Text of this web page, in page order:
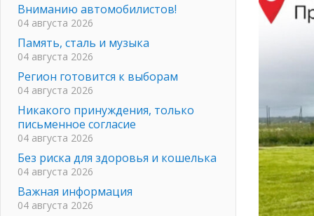
Вниманию автомобилистов!
04 августа 2026
Память, сталь и музыка
04 августа 2026
Регион готовится к выборам
04 августа 2026
Никакого принуждения, только
письменное согласие
04 августа 2026
Без риска для здоровья и кошелька
04 августа 2026
Важная информация
04 августа 2026